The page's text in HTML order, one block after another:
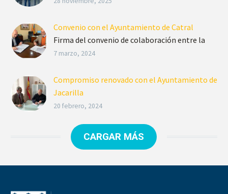
un acuerdo de colaboración para el desarrollo
de proyectos tecnológicos.
Convenio con el Ayuntamiento de Catral
Firma del convenio de colaboración entre la
EFA El Campico y el Excmo. Ayto de Catral.
7 marzo, 2024
Compromiso renovado con el Ayuntamiento de
Jacarilla
El Ayuntamiento de Jacarilla y la EFA El
compromiso de colaboración.
20 febrero, 2024
CARGAR MÁS